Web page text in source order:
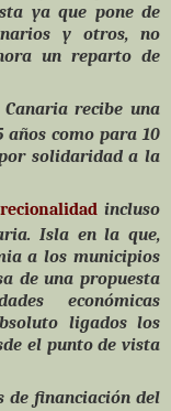
ya que pone de
y otros, no
un reparto de
recibe una
como para 10
solidaridad a la
incluso
Isla en la que,
a los municipios
de una propuesta
económicas
ligados los
el punto de vista
de financiación del